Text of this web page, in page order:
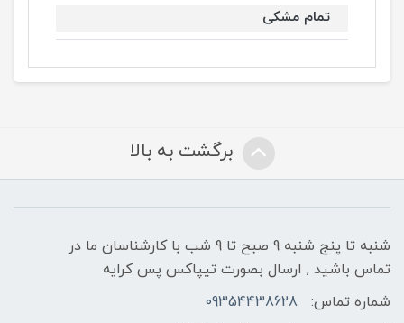
تمام مشکی
برگشت به بالا
شنبه تا پنج شنبه 9 صبح تا 9 شب با کارشناسان ما در
تماس باشید , ارسال بصورت تیپاکس پس کرایه
شماره تماس:
09354438628